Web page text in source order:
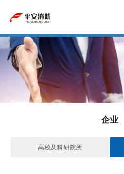
企业
高校及科研院所